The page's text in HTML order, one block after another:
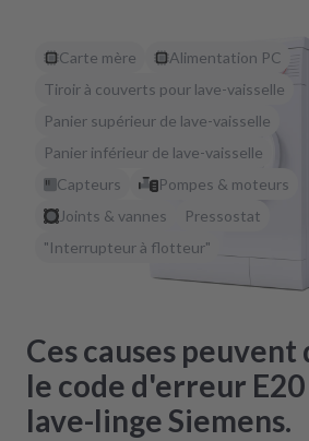
Carte mère
Alimentation PC
Tiroir à couverts pour lave-vaisselle
Panier supérieur de lave-vaisselle
Panier inférieur de lave-vaisselle
Capteurs
Pompes & moteurs
Joints & vannes
Pressostat
"Interrupteur à flotteur"
Ces causes
le code d'erreur
lave-linge Siemens.